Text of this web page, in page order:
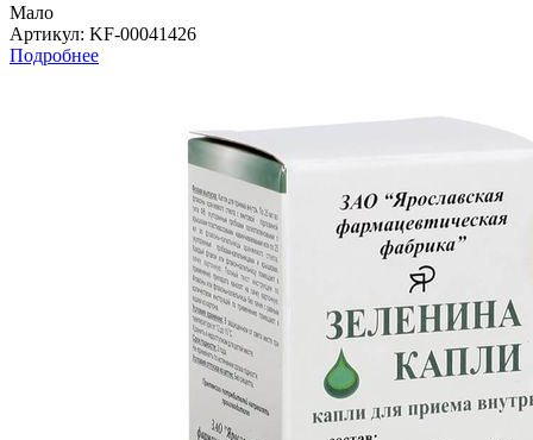
Мало
Артикул: KF-00041426
Подробнее